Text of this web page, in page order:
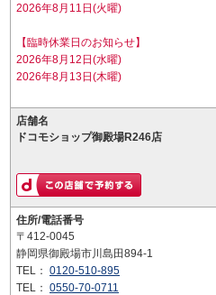
2026年8月11日(火曜)
【臨時休業日のお知らせ】
2026年8月12日(水曜)
2026年8月13日(木曜)
店舗名
ドコモショップ御殿場R246店
住所/電話番号
〒412-0045
静岡県御殿場市川島田894-1
TEL： 0120-510-895
TEL： 0550-70-0711